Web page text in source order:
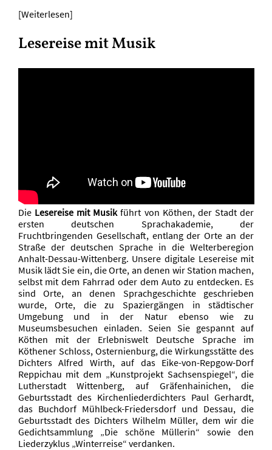
[Weiterlesen]
Lesereise mit Musik
DieLesereise mit Musikführt von Köthen, der Stadt der
ersten deutschen Sprachakademie, der
Fruchtbringenden Gesellschaft, entlang der Orte an der
Straße der deutschen Sprache in die Welterberegion
Anhalt-Dessau-Wittenberg. Unsere digitale Lesereise mit
Musik lädt Sie ein, die Orte, an denen wir Station machen,
selbst mit dem Fahrrad oder dem Auto zu entdecken. Es
sind Orte, an denen Sprachgeschichte geschrieben
wurde, Orte, die zu Spaziergängen in städtischer
Umgebung und in der Natur ebenso wie zu
Museumsbesuchen einladen. Seien Sie gespannt auf
Köthen mit der Erlebniswelt Deutsche Sprache im
Köthener Schloss, Osternienburg, die Wirkungsstätte des
Dichters Alfred Wirth, auf das Eike-von-Repgow-Dorf
Reppichau mit dem „Kunstprojekt Sachsenspiegel“, die
Lutherstadt Wittenberg, auf Gräfenhainichen, die
Geburtsstadt des Kirchenliederdichters Paul Gerhardt,
das Buchdorf Mühlbeck-Friedersdorf und Dessau, die
Geburtsstadt des Dichters Wilhelm Müller, dem wir die
Gedichtsammlung „Die schöne Müllerin“ sowie den
Liederzyklus „Winterreise“ verdanken.